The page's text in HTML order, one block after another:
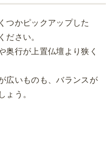
つかピックアップした
ださい。
奥行が上置仏壇より狭く
広いものも、バランスが
ょう。